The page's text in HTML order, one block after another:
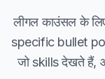
लीगल काउंसल के
specific bullet
जो skills देखते हैं,